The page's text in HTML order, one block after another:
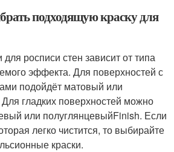
подходящую краску для
росписи стен зависит от типа
эффекта. Для поверхностей с
подойдёт матовый или
гладких поверхностей можно
или полуглянцевыйFinish. Если
легко чистится, то выбирайте
краски.